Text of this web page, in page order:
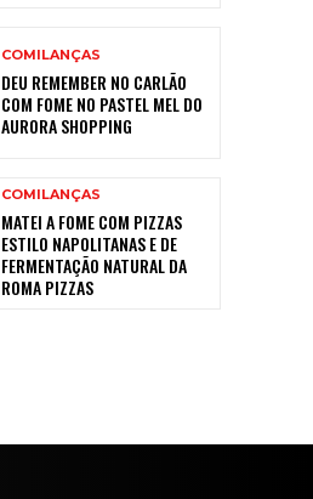
COMILANÇAS
DEU REMEMBER NO CARLÃO
COM FOME NO PASTEL MEL DO
AURORA SHOPPING
COMILANÇAS
MATEI A FOME COM PIZZAS
ESTILO NAPOLITANAS E DE
FERMENTAÇÃO NATURAL DA
ROMA PIZZAS